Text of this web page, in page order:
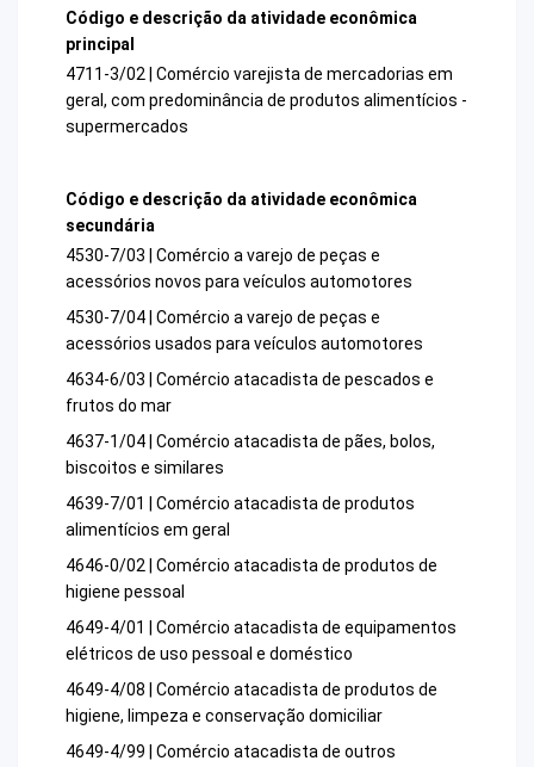
Código e descrição da atividade econômica
principal
4711-3/02 | Comércio varejista de mercadorias em
geral, com predominância de produtos alimentícios -
supermercados
Código e descrição da atividade econômica
secundária
4530-7/03 | Comércio a varejo de peças e
acessórios novos para veículos automotores
4530-7/04 | Comércio a varejo de peças e
acessórios usados para veículos automotores
4634-6/03 | Comércio atacadista de pescados e
frutos do mar
4637-1/04 | Comércio atacadista de pães, bolos,
biscoitos e similares
4639-7/01 | Comércio atacadista de produtos
alimentícios em geral
4646-0/02 | Comércio atacadista de produtos de
higiene pessoal
4649-4/01 | Comércio atacadista de equipamentos
elétricos de uso pessoal e doméstico
4649-4/08 | Comércio atacadista de produtos de
higiene, limpeza e conservação domiciliar
4649-4/99 | Comércio atacadista de outros